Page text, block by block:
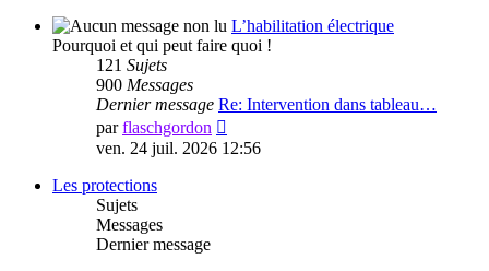
message
L’habilitation électrique
Pourquoi et qui peut faire quoi !
121 Sujets
900 Messages
Dernier message Re: Intervention dans tableau…
parflaschgordon
le
ven. 24 juil. 2026 12:56
Les protections
Sujets
Messages
Dernier message